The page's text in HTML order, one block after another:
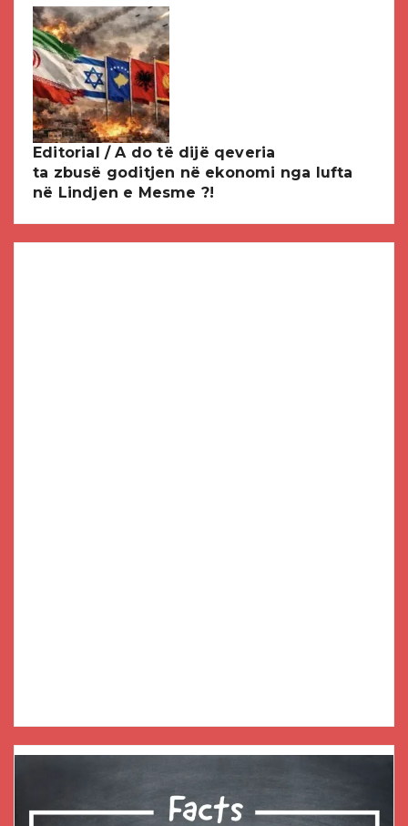
Editorial / A do të dijë qeveria
ta zbusë goditjen në ekonomi nga lufta
në Lindjen e Mesme ?!